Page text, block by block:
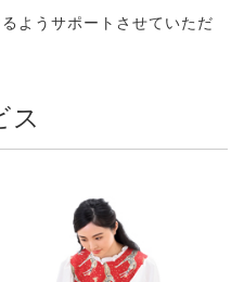
ようサポートさせていただ
ス